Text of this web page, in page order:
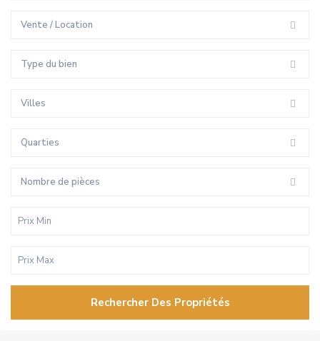
Vente / Location
Type du bien
Villes
Quarties
Nombre de pièces
Rechercher Des Propriétés